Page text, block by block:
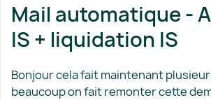
Mail automatique -
IS + liquidation IS
Bonjour cela fait maintenant
beaucoup on fait remonter cette